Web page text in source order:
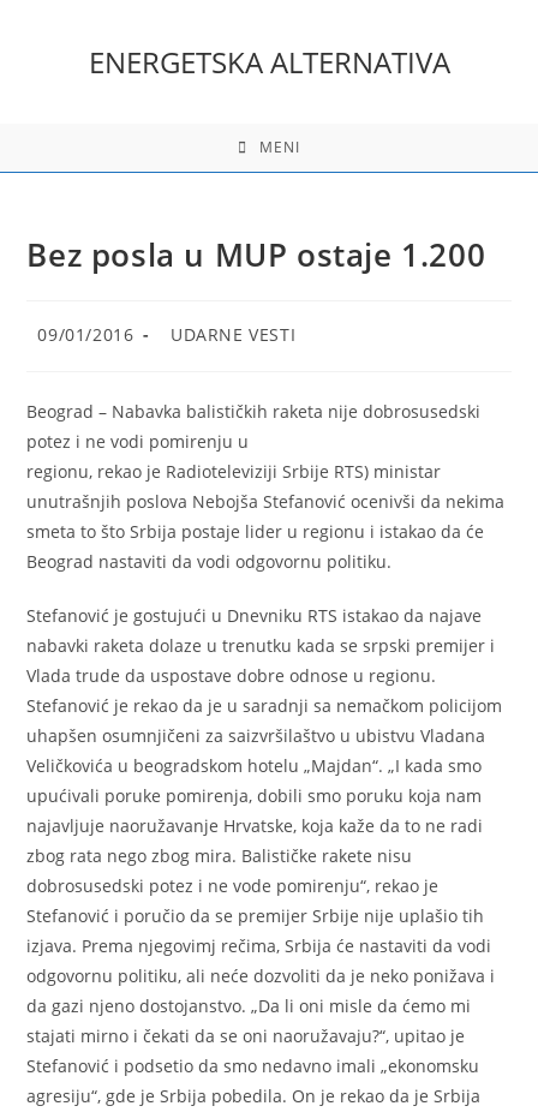
ENERGETSKA ALTERNATIVA
MENI
Bez posla u MUP ostaje 1.200
Post
09/01/2016
Post
UDARNE VESTI
Beograd – Nabavka balističkih raketa nije dobrosusedski
potez i ne vodi pomirenju u
regionu, rekao je Radioteleviziji Srbije RTS) ministar
unutrašnjih poslova Nebojša Stefanović ocenivši da nekima
smeta to što Srbija postaje lider u regionu i istakao da će
Beograd nastaviti da vodi odgovornu politiku.
Stefanović je gostujući u Dnevniku RTS istakao da najave
nabavki raketa dolaze u trenutku kada se srpski premijer i
Vlada trude da uspostave dobre odnose u regionu.
Stefanović je rekao da je u saradnji sa nemačkom policijom
uhapšen osumnjičeni za saizvršilaštvo u ubistvu Vladana
Veličkovića u beogradskom hotelu „Majdan“. „I kada smo
upućivali poruke pomirenja, dobili smo poruku koja nam
najavljuje naoružavanje Hrvatske, koja kaže da to ne radi
zbog rata nego zbog mira. Balističke rakete nisu
dobrosusedski potez i ne vode pomirenju“, rekao je
Stefanović i poručio da se premijer Srbije nije uplašio tih
izjava. Prema njegovimj rečima, Srbija će nastaviti da vodi
odgovornu politiku, ali neće dozvoliti da je neko ponižava i
da gazi njeno dostojanstvo. „Da li oni misle da ćemo mi
stajati mirno i čekati da se oni naoružavaju?“, upitao je
Stefanović i podsetio da smo nedavno imali „ekonomsku
agresiju“, gde je Srbija pobedila. On je rekao da je Srbija